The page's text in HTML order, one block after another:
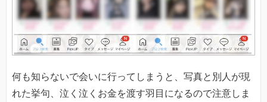
何も知らないで会いに行ってしまうと、写真と別人が現
れた挙句、泣く泣くお金を渡す羽目になるので注意しま